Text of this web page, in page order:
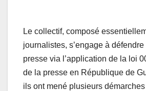
Le collectif, composé
journalistes, s’engage à
presse via l’application de la loi
de la presse en République de
ils ont mené plusieurs